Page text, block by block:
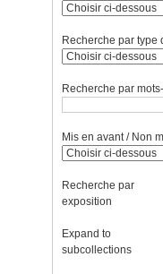
Recherche par type
Recherche par
Mis en avant / Non
Recherche par
exposition
Expand to
subcollections